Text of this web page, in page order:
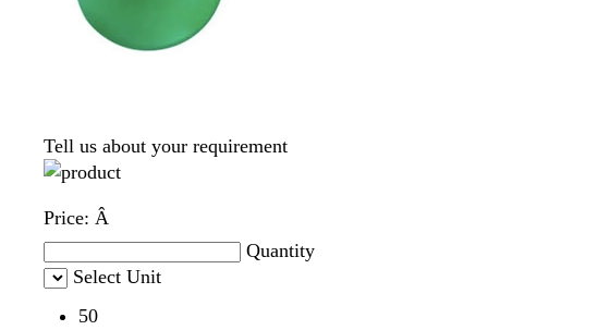
Tell us about your requirement
Price: Â
Quantity
Select Unit
50